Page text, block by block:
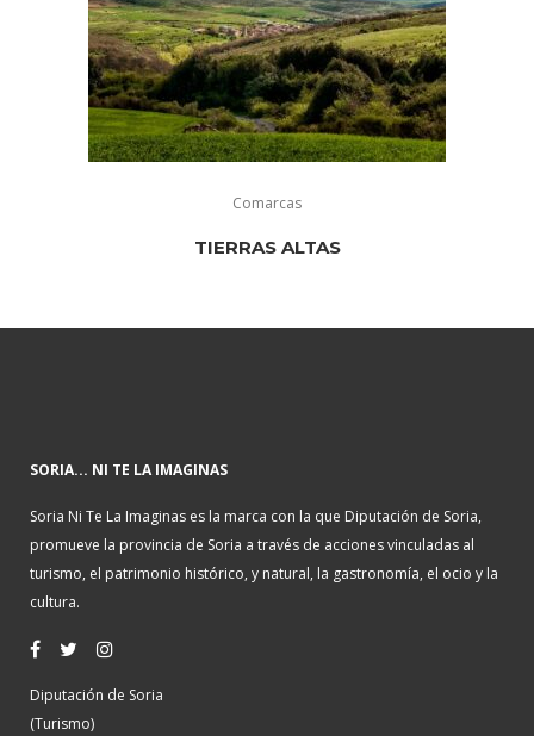
Comarcas
TIERRAS ALTAS
SORIA... NI TE LA IMAGINAS
Soria Ni Te La Imaginas es la marca con la que Diputación de Soria,
promueve la provincia de Soria a través de acciones vinculadas al
turismo, el patrimonio histórico, y natural, la gastronomía, el ocio y la
cultura.
Diputación de Soria
(Turismo)